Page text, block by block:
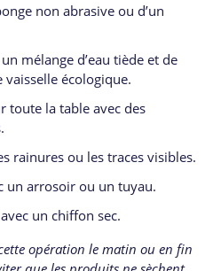
non abrasive ou d’un
mélange d’eau tiède et de
écologique.
toute la table avec des
rainures ou les traces visibles.
un arrosoir ou un tuyau.
un chiffon sec.
opération le matin ou en fin